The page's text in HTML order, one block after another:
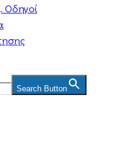
Οδηγοί
Search Button